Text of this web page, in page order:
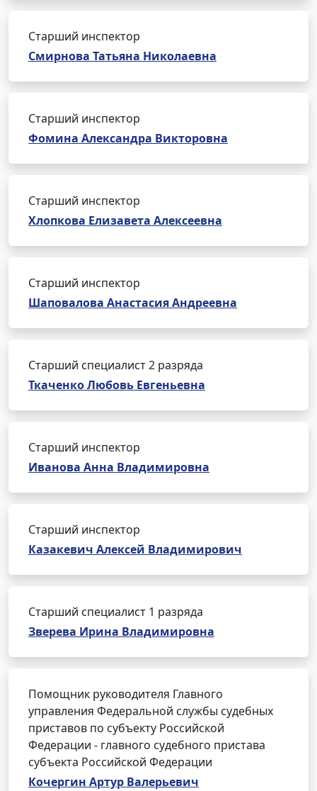
Старший инспектор
Смирнова Татьяна Николаевна
Старший инспектор
Фомина Александра Викторовна
Старший инспектор
Хлопкова Елизавета Алексеевна
Старший инспектор
Шаповалова Анастасия Андреевна
Старший специалист 2 разряда
Ткаченко Любовь Евгеньевна
Старший инспектор
Иванова Анна Владимировна
Старший инспектор
Казакевич Алексей Владимирович
Старший специалист 1 разряда
Зверева Ирина Владимировна
Помощник руководителя Главного
управления Федеральной службы судебных
приставов по субъекту Российской
Федерации - главного судебного пристава
субъекта Российской Федерации
Кочергин Артур Валерьевич